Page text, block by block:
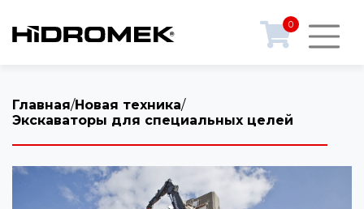
0
Главная/Новая техника/
Экскаваторы для специальных целей